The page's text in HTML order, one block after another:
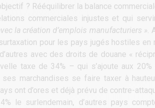
? Rééquilibrer la balance
commerciales injustes et qui
la création d’emplois manufacturiers ».
pour les pays jugés hostiles en
avec des droits de douane «
taxe de 34% – qui s’ajoute aux
marchandises se faire taxer à
ont d’ores et déjà prévu de contre-
le surlendemain, d’autres pays